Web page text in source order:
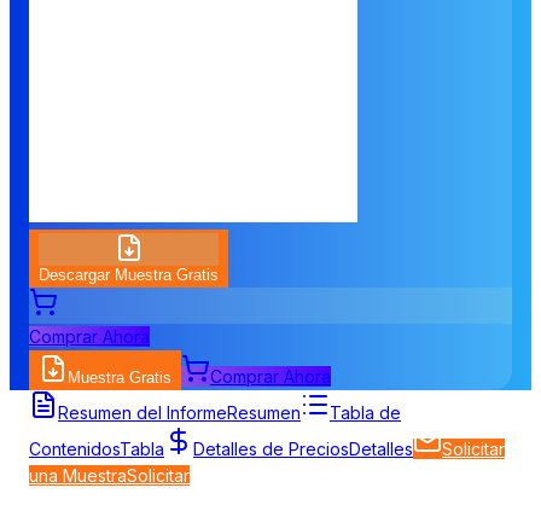
Descargar Muestra Gratis
Comprar Ahora
Muestra Gratis
Comprar Ahora
Resumen del InformeResumen
Tabla de
ContenidosTabla Detalles de PreciosDetalles
Solicitar
una MuestraSolicitar